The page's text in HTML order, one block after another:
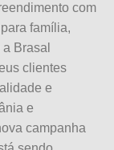
com
família,
Brasal
clientes
e
e
campanha